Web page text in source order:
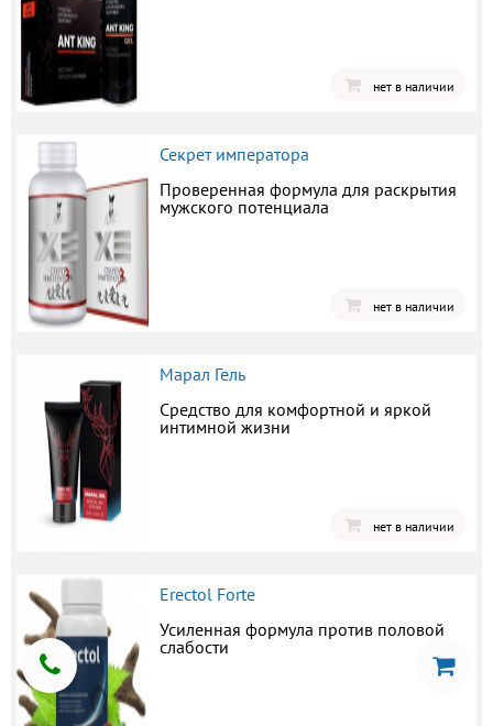
нет в наличии
Секрет императора
Проверенная формула для раскрытия
мужского потенциала
нет в наличии
Марал Гель
Средство для комфортной и яркой
интимной жизни
нет в наличии
Erectol Forte
Усиленная формула против половой
слабости